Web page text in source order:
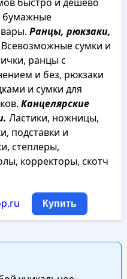
бумажные
Ранцы, рюкзаки,
Всевозможные сумки и
ранцы с
и без, рюкзаки
и сумки для
Канцелярские
Ластики, ножницы,
подставки и
степлеры,
корректоры, скотч
Купить